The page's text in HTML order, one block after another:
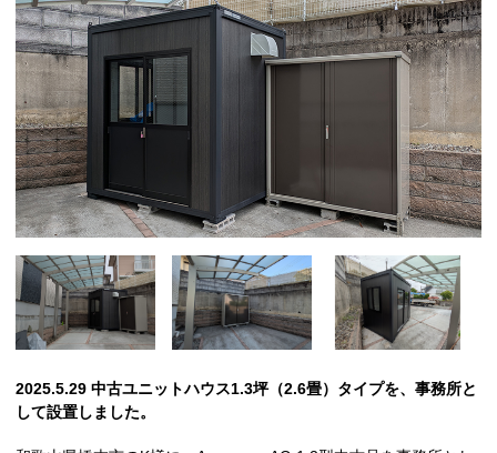
2025.5.29 中古ユニットハウス1.3坪（2.6畳）タイプを、事務所と
して設置しました。